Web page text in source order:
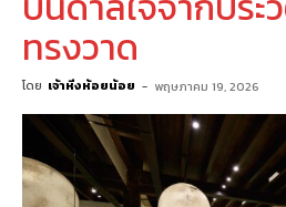
ทรงวาด
โดย เจ้าหิ่งห้อยน้อย - พฤษภาคม 19, 2026